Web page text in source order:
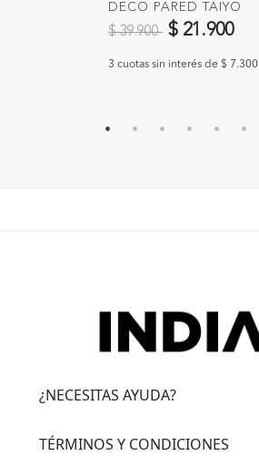
DECO PARED TAIYO
Precio reducido de
$ 39.900 a$ 21.900
3 cuotas sin interés de $ 7.300
¿NECESITAS AYUDA?
TÉRMINOS Y CONDICIONES